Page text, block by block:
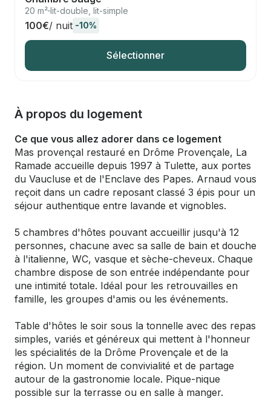
20 m² lit-double, lit-simple
100€/ nuit -10%
Sélectionner
À propos du logement
Ce que vous allez adorer dans ce logement
Mas provençal restauré en Drôme Provençale, La
Ramade accueille depuis 1997 à Tulette, aux portes
du Vaucluse et de l'Enclave des Papes. Arnaud vous
reçoit dans un cadre reposant classé 3 épis pour un
séjour authentique entre lavande et vignobles.
5 chambres d'hôtes pouvant accueillir jusqu'à 12
personnes, chacune avec sa salle de bain et douche
à l'italienne, WC, vasque et sèche-cheveux. Chaque
chambre dispose de son entrée indépendante pour
une intimité totale. Idéal pour les retrouvailles en
famille, les groupes d'amis ou les événements.
Table d'hôtes le soir sous la tonnelle avec des repas
simples, variés et généreux qui mettent à l'honneur
les spécialités de la Drôme Provençale et de la
région. Un moment de convivialité et de partage
autour de la gastronomie locale. Pique-nique
possible sur la terrasse ou en salle à manger.